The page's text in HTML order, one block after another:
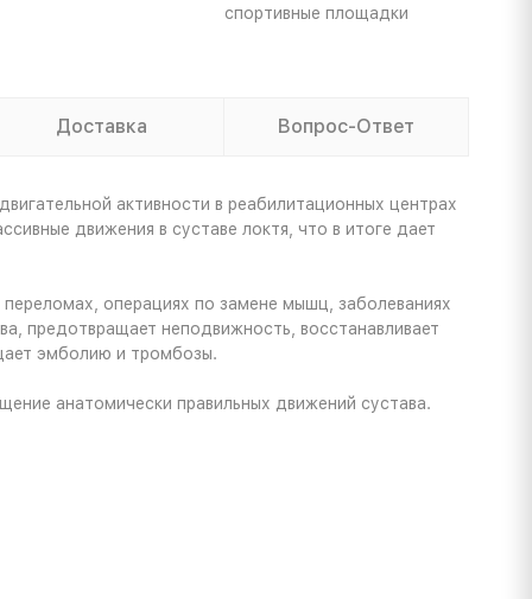
спортивные площадки
Доставка Вопрос-Ответ
активности в реабилитационных центрах
движения в суставе локтя, что в итоге дает
операциях по замене мышц, заболеваниях
предотвращает неподвижность, восстанавливает
эмболию и тромбозы.
анатомически правильных движений сустава.